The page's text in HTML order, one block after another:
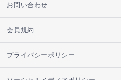
お問い合わせ
会員規約
プライバシーポリシー